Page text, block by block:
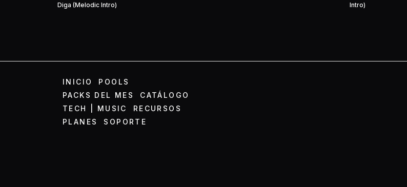
Diga (Melodic Intro)
Intro)
INICIO
POOLS
PACKS DEL MES
CATÁLOGO
TECH | MUSIC
RECURSOS
PLANES
SOPORTE